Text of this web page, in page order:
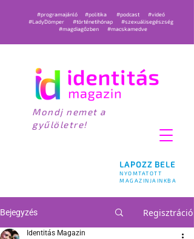
LAPOZZ BELE
NYOMTATOTT
MAGAZINJAINKBA
#programajánló #politika #podcast
#videó
#LadyDömper
#történetihónap
#szexuálisegészség
#magdiagőzben
#macskamedve
Mondj nemet a
gyűlöletre!
Bejegyzés Regisztráció
Identitás Magazin